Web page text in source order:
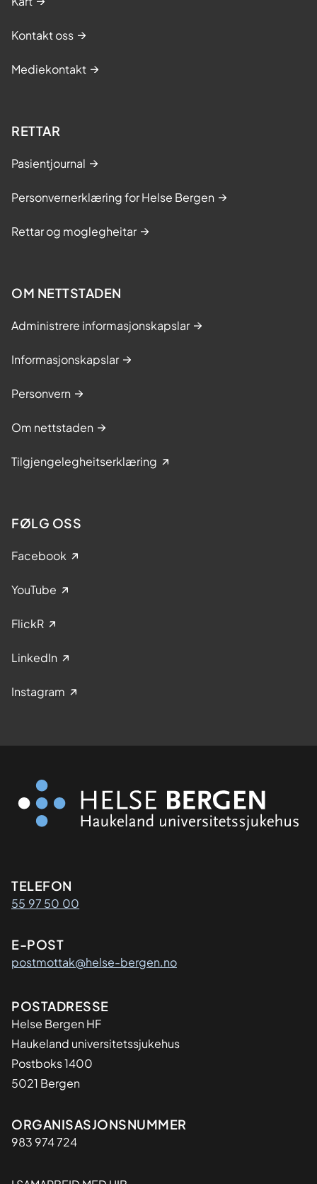
Kontakt oss
Mediekontakt
RETTAR
Pasientjournal
Personvernerklæring for Helse Bergen
Rettar og moglegheitar
OM NETTSTADEN
Administrere informasjonskapslar
Informasjonskapslar
Personvern
Om nettstaden
Tilgjengelegheitserklæring
FØLG OSS
Facebook
YouTube
FlickR
LinkedIn
Instagram
Kontaktinformasjon
TELEFON
55 97 50 00
E-POST
postmottak@helse-bergen.no
Adresse
POSTADRESSE
Helse Bergen HF
Haukeland universitetssjukehus
Postboks 1400
5021 Bergen
Organisasjon
ORGANISASJONSNUMMER
983 974 724